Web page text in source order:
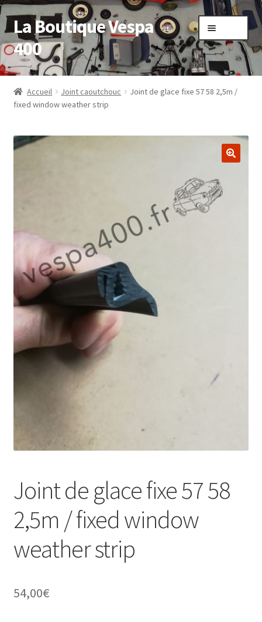
Aller
à
la
navigation
Aller
au
contenu
La Boutique Vespa
400
Accueil
Boutique
Mon compte
Validation de la commande
Accueil Joint caoutchouc
Joint de glace fixe 57 58 2,5m /
fixed window weather strip
Joint de glace fixe 57 58
2,5m / fixed window
weather strip
54,00€